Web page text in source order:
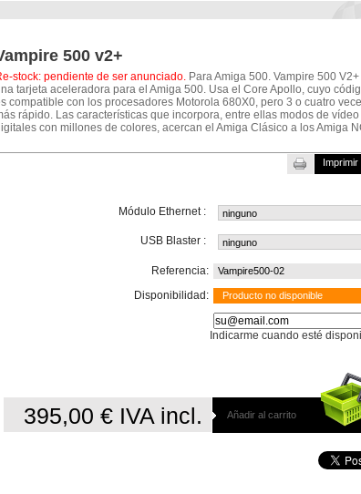
500 v2+
stock: pendiente de ser anunciado. Para Amiga 500. Vampire 500
tarjeta aceleradora para el Amiga 500. Usa el Core Apollo, cuyo
compatible con los procesadores Motorola 680X0, pero 3 o cuatro
rápido. Las características que incorpora, entre ellas modos de vídeo
con millones de colores, acercan el Amiga Clásico a los Amiga
Imprimir
Módulo Ethernet :
USB Blaster :
Referencia: Vampire500-02
Disponibilidad: Producto no disponible
Indicarme cuando esté
Añadir al carrito
395,00 € IVA incl.